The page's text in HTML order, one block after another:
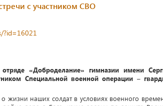
с участником СВО
?id=16021
«Доброделание» гимназии имени
Специальной военной операции –
о жизни наших солдат в условиях военного